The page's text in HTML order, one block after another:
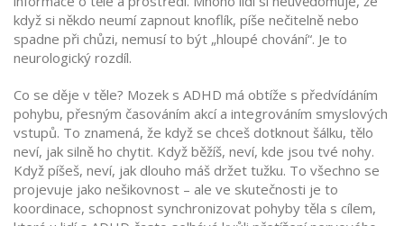
když si někdo neumí zapnout knoflík, píše nečitelně nebo
spadne při chůzi, nemusí to být „hloupé chování“. Je to
neurologický rozdíl.
Co se děje v těle? Mozek s ADHD má obtíže s předvídáním
pohybu, přesným časováním akcí a integrováním smyslových
vstupů. To znamená, že když se chceš dotknout šálku, tělo
neví, jak silně ho chytit. Když běžíš, neví, kde jsou tvé nohy.
Když píšeš, neví, jak dlouho máš držet tužku. To všechno se
projevuje jako nešikovnost – ale ve skutečnosti je to
koordinace, schopnost synchronizovat pohyby těla s cílem,